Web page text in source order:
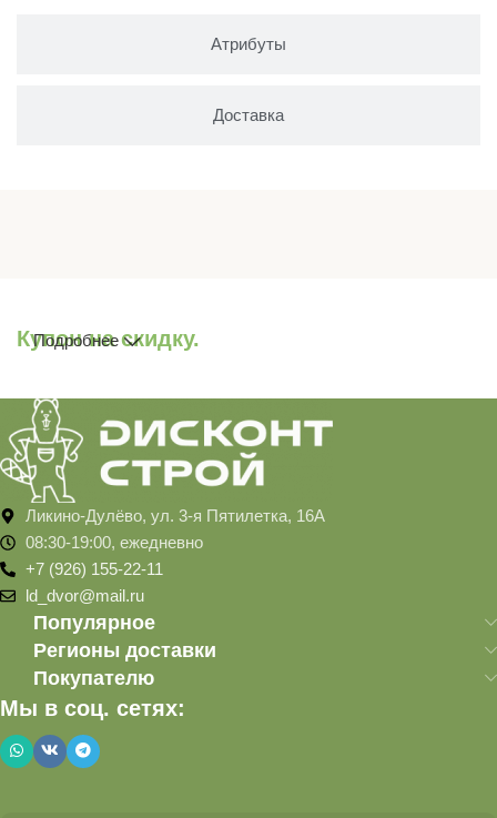
Атрибуты
Доставка
Купон на скидку.
Подробнее
Ликино-Дулёво, ул. 3-я Пятилетка, 16А
08:30-19:00, ежедневно
+7 (926) 155-22-11
ld_dvor@mail.ru
Популярное
Регионы доставки
Покупателю
Мы в соц. сетях: